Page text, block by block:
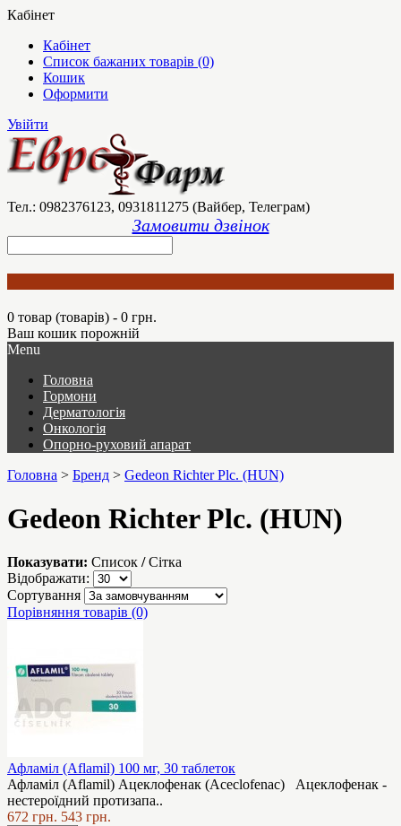
Кабінет
Кабінет
Список бажаних товарів (0)
Кошик
Оформити
Увійти
Тел.: 0982376123, 0931811275 (Вайбер, Телеграм)
Замовити дзвінок
0 товар (товарів) - 0 грн.
Ваш кошик порожній
Menu
Головна
Гормони
Дерматологія
Онкологія
Опорно-руховий апарат
Головна > Бренд > Gedeon Richter Plc. (HUN)
Gedeon Richter Plc. (HUN)
Показувати: Список / Сітка
Відображати:
Сортування
Порівняння товарів (0)
Афламіл (Aflamil) 100 мг, 30 таблеток
Афламіл (Aflamil) Ацеклофенак (Aceclofenac) Ацеклофенак -
нестероїдний протизапа..
672 грн. 543 грн.